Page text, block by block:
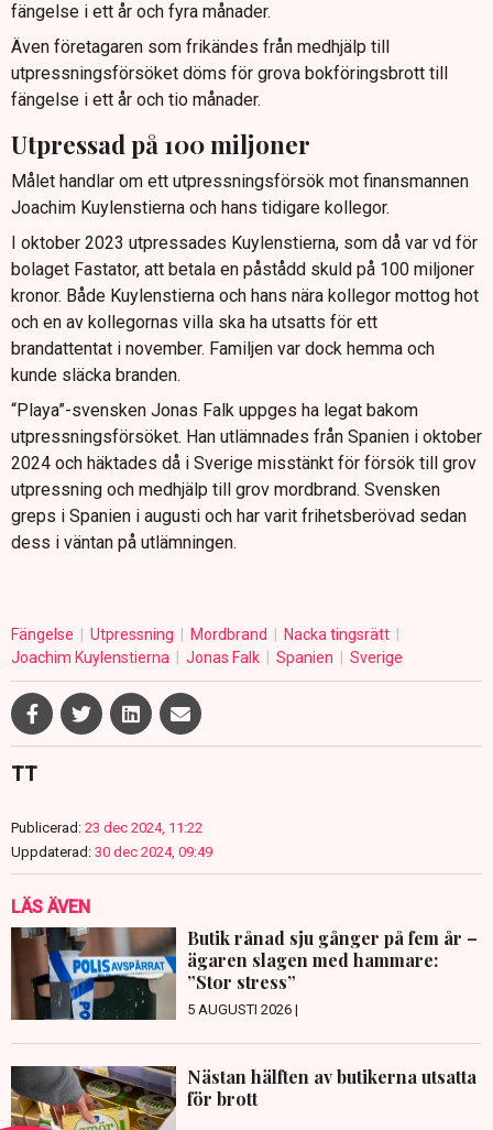
fängelse i ett år och fyra månader.
Även företagaren som frikändes från medhjälp till
utpressningsförsöket döms för grova bokföringsbrott till
fängelse i ett år och tio månader.
Utpressad på 100 miljoner
Målet handlar om ett utpressningsförsök mot finansmannen
Joachim Kuylenstierna och hans tidigare kollegor.
I oktober 2023 utpressades Kuylenstierna, som då var vd för
bolaget Fastator, att betala en påstådd skuld på 100 miljoner
kronor. Både Kuylenstierna och hans nära kollegor mottog hot
och en av kollegornas villa ska ha utsatts för ett
brandattentat i november. Familjen var dock hemma och
kunde släcka branden.
“Playa”-svensken Jonas Falk uppges ha legat bakom
utpressningsförsöket. Han utlämnades från Spanien i oktober
2024 och häktades då i Sverige misstänkt för försök till grov
utpressning och medhjälp till grov mordbrand. Svensken
greps i Spanien i augusti och har varit frihetsberövad sedan
dess i väntan på utlämningen.
Fängelse Utpressning Mordbrand
Nacka tingsrätt
Joachim Kuylenstierna
Jonas Falk Spanien Sverige
TT
Publicerad: 23 dec 2024, 11:22
Uppdaterad: 30 dec 2024, 09:49
LÄS ÄVEN
Butik rånad sju gånger på fem år –
ägaren slagen med hammare:
”Stor stress”
5 AUGUSTI 2026 |
Nästan hälften av butikerna utsatta
för brott